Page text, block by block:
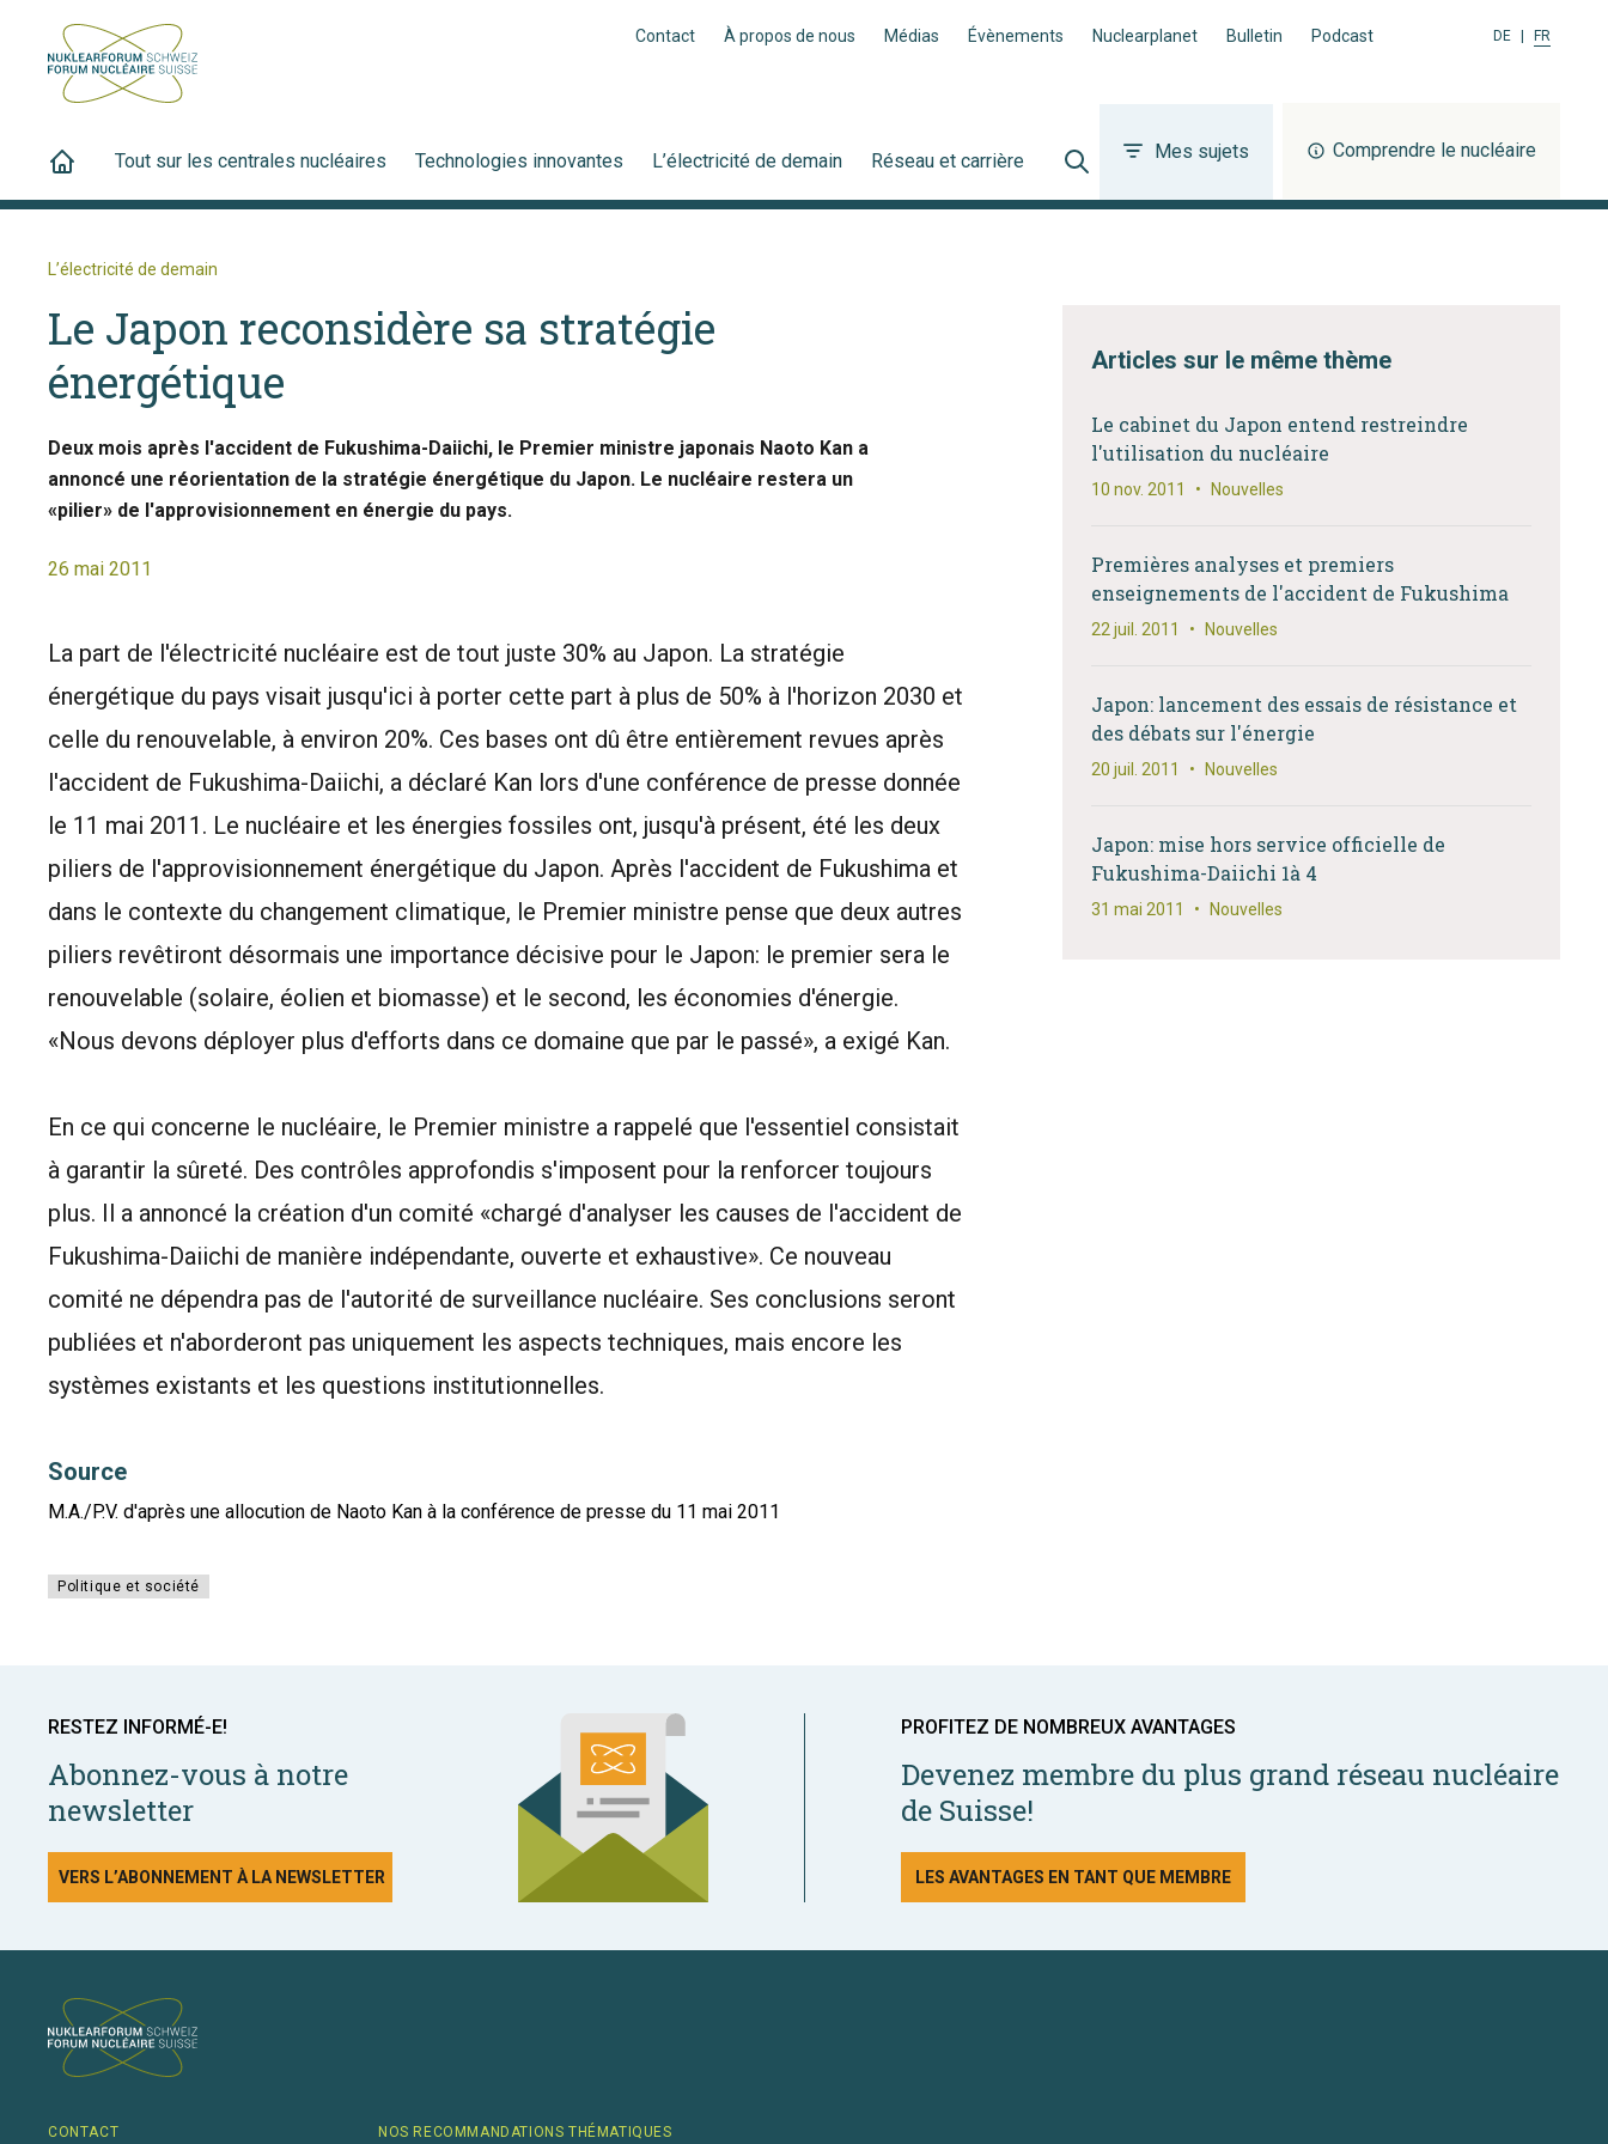
Contact À propos de nous Médias Évènements Nuclearplanet Bulletin Podcast DE FR
Tout sur les centrales nucléaires Technologies innovantes L’électricité de demain Réseau et carrière Mes sujets Comprendre le nucléaire
L’électricité de demain
Le Japon reconsidère sa stratégie
énergétique
Deux mois après l'accident de Fukushima-Daiichi, le Premier ministre japonais Naoto Kan a
annoncé une réorientation de la stratégie énergétique du Japon. Le nucléaire restera un
«pilier» de l'approvisionnement en énergie du pays.
26 mai 2011
La part de l'électricité nucléaire est de tout juste 30% au Japon. La stratégie
énergétique du pays visait jusqu'ici à porter cette part à plus de 50% à l'horizon 2030 et
celle du renouvelable, à environ 20%. Ces bases ont dû être entièrement revues après
l'accident de Fukushima-Daiichi, a déclaré Kan lors d'une conférence de presse donnée
le 11 mai 2011. Le nucléaire et les énergies fossiles ont, jusqu'à présent, été les deux
piliers de l'approvisionnement énergétique du Japon. Après l'accident de Fukushima et
dans le contexte du changement climatique, le Premier ministre pense que deux autres
piliers revêtiront désormais une importance décisive pour le Japon: le premier sera le
renouvelable (solaire, éolien et biomasse) et le second, les économies d'énergie.
«Nous devons déployer plus d'efforts dans ce domaine que par le passé», a exigé Kan.
En ce qui concerne le nucléaire, le Premier ministre a rappelé que l'essentiel consistait
à garantir la sûreté. Des contrôles approfondis s'imposent pour la renforcer toujours
plus. Il a annoncé la création d'un comité «chargé d'analyser les causes de l'accident de
Fukushima-Daiichi de manière indépendante, ouverte et exhaustive». Ce nouveau
comité ne dépendra pas de l'autorité de surveillance nucléaire. Ses conclusions seront
publiées et n'aborderont pas uniquement les aspects techniques, mais encore les
systèmes existants et les questions institutionnelles.
Source
M.A./P.V. d'après une allocution de Naoto Kan à la conférence de presse du 11 mai 2011
Politique et société
Articles sur le même thème
Le cabinet du Japon entend restreindre
l'utilisation du nucléaire
10 nov. 2011 • Nouvelles
Premières analyses et premiers
enseignements de l'accident de Fukushima
22 juil. 2011 • Nouvelles
Japon: lancement des essais de résistance et
des débats sur l'énergie
20 juil. 2011 • Nouvelles
Japon: mise hors service officielle de
Fukushima-Daiichi 1à 4
31 mai 2011 • Nouvelles
RESTEZ INFORMÉ-E!
Abonnez-vous à notre
newsletter
VERS L’ABONNEMENT À LA NEWSLETTER
PROFITEZ DE NOMBREUX AVANTAGES
Devenez membre du plus grand réseau nucléaire
de Suisse!
LES AVANTAGES EN TANT QUE MEMBRE
CONTACT NOS RECOMMANDATIONS THÉMATIQUES